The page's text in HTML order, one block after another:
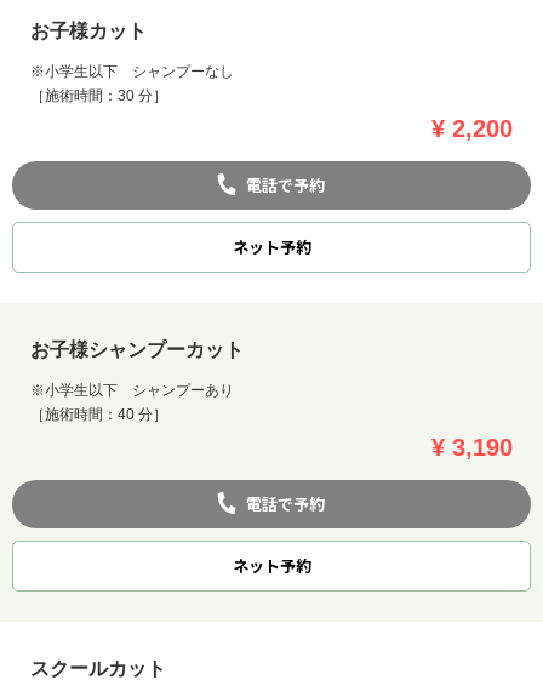
お子様カット
※小学生以下 シャンプーなし
［施術時間：30 分］
¥ 2,200
電話で予約
ネット予約
お子様シャンプーカット
※小学生以下 シャンプーあり
［施術時間：40 分］
¥ 3,190
電話で予約
ネット予約
スクールカット